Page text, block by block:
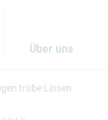
Über uns
trübe Linsen